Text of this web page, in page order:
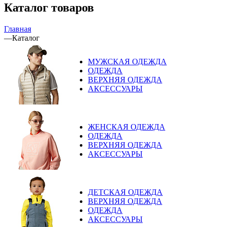
Каталог товаров
Главная
—Каталог
МУЖСКАЯ ОДЕЖДА
ОДЕЖДА
ВЕРХНЯЯ ОДЕЖДА
АКСЕССУАРЫ
ЖЕНСКАЯ ОДЕЖДА
ОДЕЖДА
ВЕРХНЯЯ ОДЕЖДА
АКСЕССУАРЫ
ДЕТСКАЯ ОДЕЖДА
ВЕРХНЯЯ ОДЕЖДА
ОДЕЖДА
АКСЕССУАРЫ